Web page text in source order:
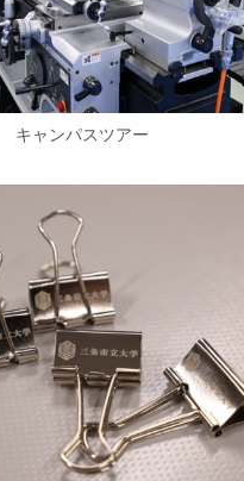
キャンパスツアー